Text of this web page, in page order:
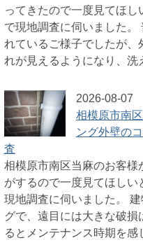
ってきたので一度見てほ
で現地調査に伺いました。
れているご様子でしたが
れが見えるようになり、洗
2026-08-07
相模原市南
ング外壁の
査
相模原市南区当麻のお客
がするので一度見てほし
現地調査に伺いました。
グで、遠目には大きな破
るとメンテナンス時期を感